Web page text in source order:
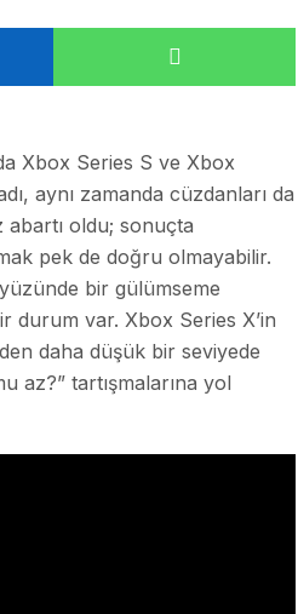
Xbox Series S ve Xbox
aynı zamanda cüzdanları da
oldu; sonuçta
pek de doğru olmayabilir.
bir gülümseme
durum var. Xbox Series X’in
daha düşük bir seviyede
az?” tartışmalarına yol